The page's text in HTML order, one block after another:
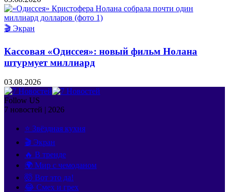
🎬 Экран
Кассовая «Одиссея»: новый фильм Нолана
штурмует миллиард
03.08.2026
Follow US
7 новостей | 2026
⭐ Звёздная кухня
🎬 Экран
🔥 В тренде
🌍 Мир с чемоданом
🤯 Вот это да!
😂 Смех и грех